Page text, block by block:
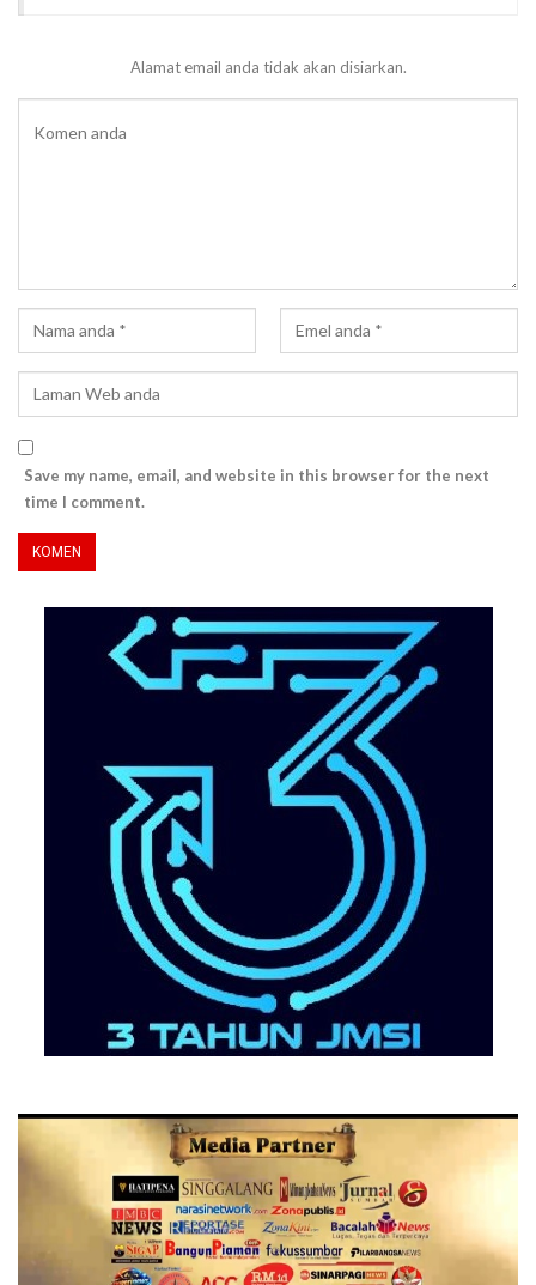
Alamat email anda tidak akan disiarkan.
Save my name, email, and website in this browser for the next
time I comment.